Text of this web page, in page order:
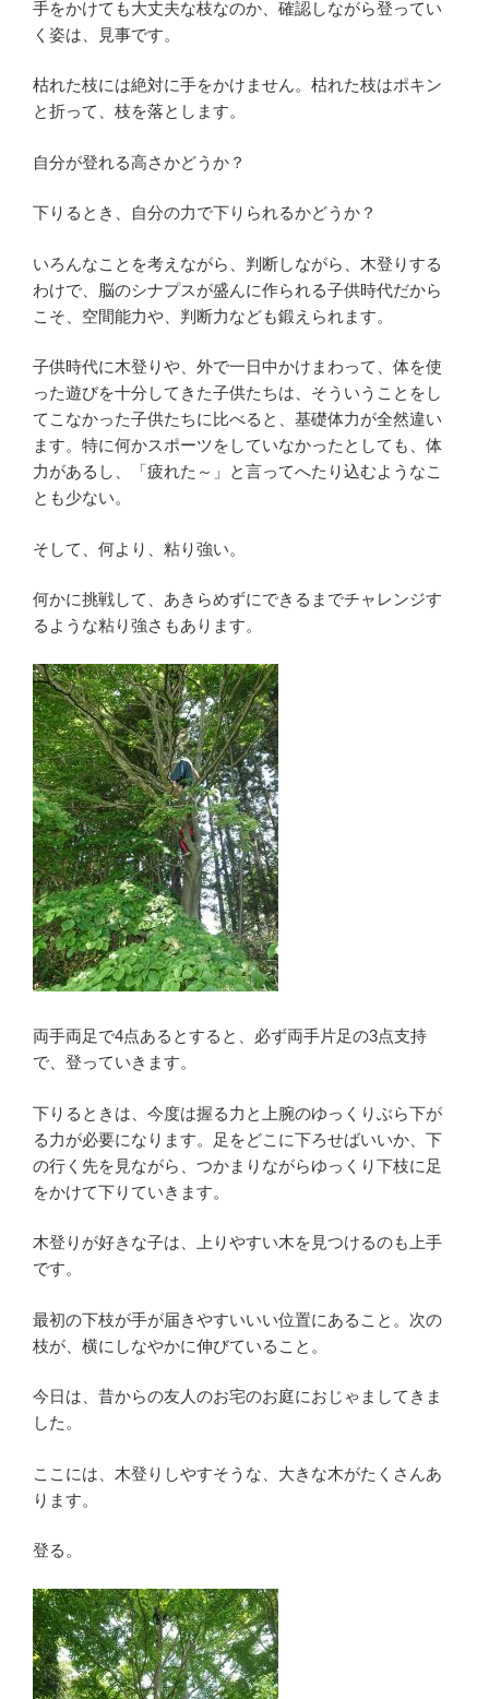
手をかけても大丈夫な枝なのか、確認しながら登ってい
く姿は、見事です。
枯れた枝には絶対に手をかけません。枯れた枝はポキン
と折って、枝を落とします。
自分が登れる高さかどうか？
下りるとき、自分の力で下りられるかどうか？
いろんなことを考えながら、判断しながら、木登りする
わけで、脳のシナプスが盛んに作られる子供時代だから
こそ、空間能力や、判断力なども鍛えられます。
子供時代に木登りや、外で一日中かけまわって、体を使
った遊びを十分してきた子供たちは、そういうことをし
てこなかった子供たちに比べると、基礎体力が全然違い
ます。特に何かスポーツをしていなかったとしても、体
力があるし、「疲れた～」と言ってへたり込むようなこ
とも少ない。
そして、何より、粘り強い。
何かに挑戦して、あきらめずにできるまでチャレンジす
るような粘り強さもあります。
両手両足で4点あるとすると、必ず両手片足の3点支持
で、登っていきます。
下りるときは、今度は握る力と上腕のゆっくりぶら下が
る力が必要になります。足をどこに下ろせばいいか、下
の行く先を見ながら、つかまりながらゆっくり下枝に足
をかけて下りていきます。
木登りが好きな子は、上りやすい木を見つけるのも上手
です。
最初の下枝が手が届きやすいいい位置にあること。次の
枝が、横にしなやかに伸びていること。
今日は、昔からの友人のお宅のお庭におじゃましてきま
した。
ここには、木登りしやすそうな、大きな木がたくさんあ
ります。
登る。